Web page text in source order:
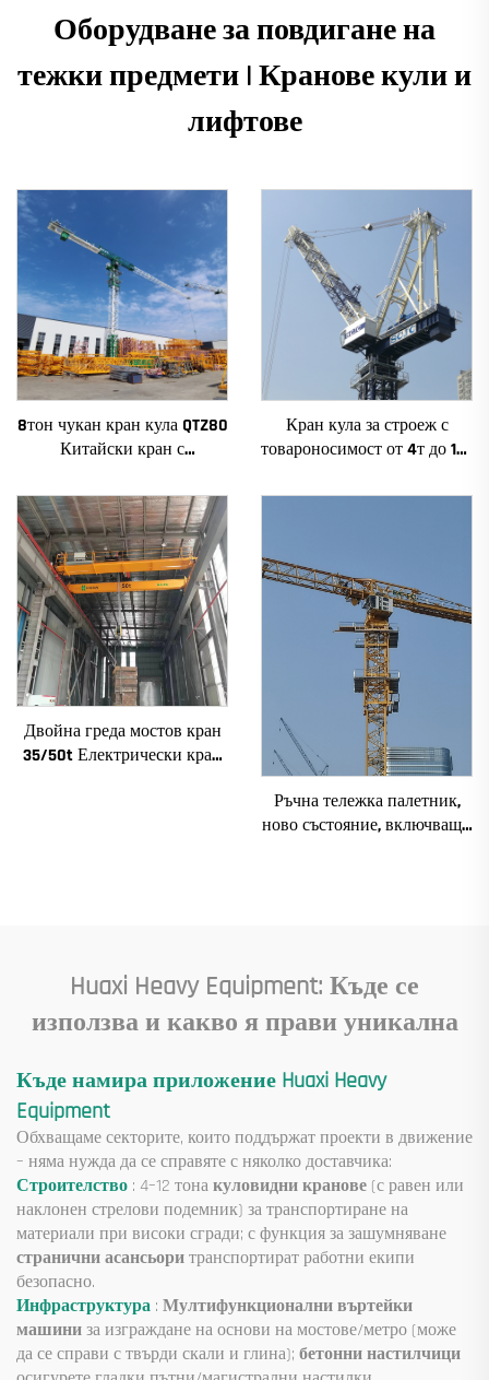
Оборудване за повдигане на
тежки предмети | Кранове кули и
лифтове
8тон чукан кран кула QTZ80
Китайски кран с
Кран кула за строеж с
товароносимост от 4т до 12т
зъбно колело, мотор, лагер,
Двойна греда мостов кран
35/50t Електрически кран
Ръчна тележка палетник,
ново състояние, включващи
Huaxi Heavy Equipment: Къде се
използва и какво я прави уникална
Къде намира приложение Huaxi Heavy
Equipment
Обхващаме секторите, които поддържат проекти в движение
– няма нужда да се справяте с няколко доставчика:
Строителство : 4–12 тонакуловидни кранове (с равен или
наклонен стрелови подемник) за транспортиране на
материали при високи сгради; с функция за зашумняване
странични асансьоритранспортират работни екипи
безопасно.
Инфраструктура : Мултифункционални въртейки
машиниза изграждане на основи на мостове/метро (може
да се справи с твърди скали и глина); бетонни настилчици